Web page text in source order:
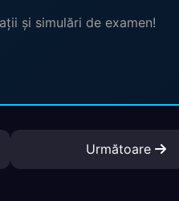
și simulări de examen!
Următoare